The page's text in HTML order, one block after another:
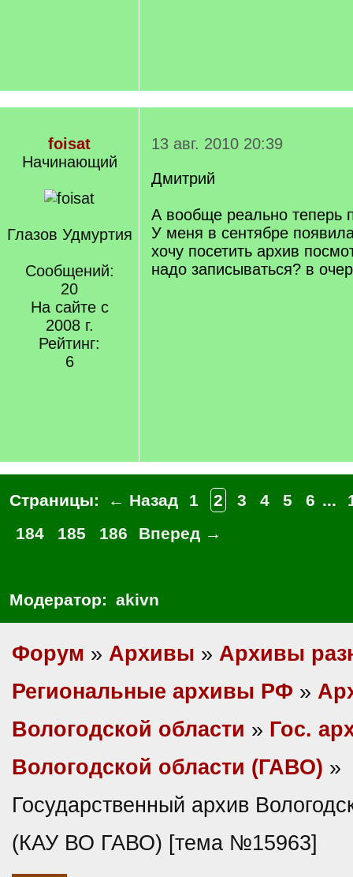
foisat
Начинающий
Глазов Удмуртия
Сообщений:
20
На сайте с
2008 г.
Рейтинг:
6
13 авг. 2010 20:39
Дмитрий
А вообще реально теперь
У меня в сентябре
хочу посетить архив
надо записываться? в
Страницы: ← Назад 1 2 3 4 5 6 ...
184
185 186 Вперед →
Модератор: akivn
Форум » Архивы » Архивы
Региональные архивы РФ »
Вологодской области » Гос.
Вологодской области (ГАВО) »
Государственный архив
(КАУ ВО ГАВО) [тема №15963]